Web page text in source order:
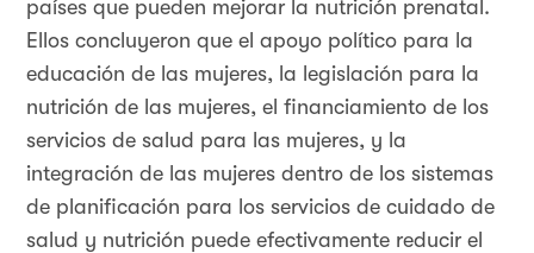
países que pueden mejorar la nutrición prenatal.
Ellos concluyeron que el apoyo político para la
educación de las mujeres, la legislación para la
nutrición de las mujeres, el financiamiento de los
servicios de salud para las mujeres, y la
integración de las mujeres dentro de los sistemas
de planificación para los servicios de cuidado de
salud y nutrición puede efectivamente reducir el